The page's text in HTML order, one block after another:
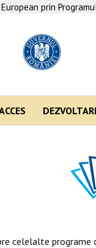
prin
celelalte programe